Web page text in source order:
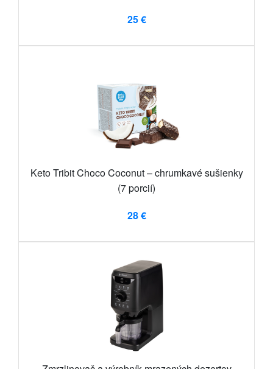
25 €
Keto Tribit Choco Coconut – chrumkavé sušienky
(7 porcií)
28 €